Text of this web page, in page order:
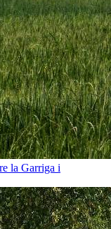
la Garriga i